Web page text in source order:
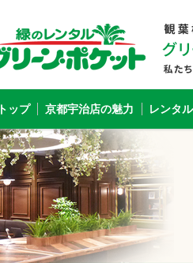
トップ 京都宇治店の魅力 レンタ